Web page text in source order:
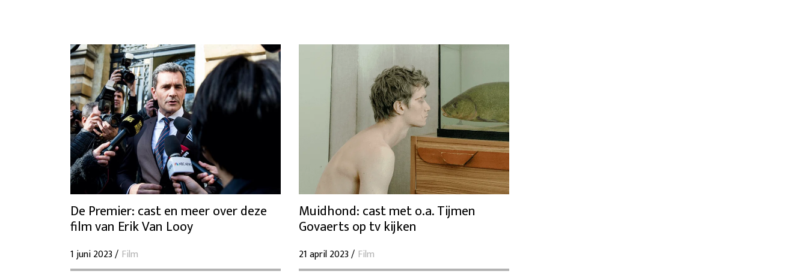
De Premier: cast en meer over deze
film van Erik Van Looy
1 juni 2023 / Film
Muidhond: cast met o.a. Tijmen
Govaerts op tv kijken
21 april 2023 / Film